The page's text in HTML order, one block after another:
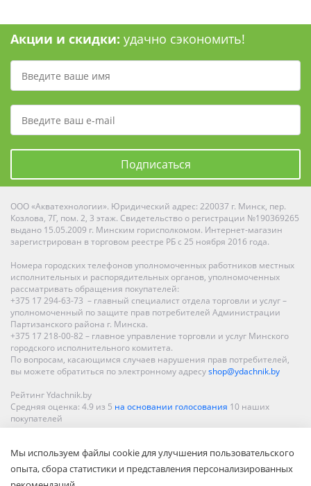
Акции и скидки: удачно сэкономить!
Подписаться
ООО «Акватехнологии». Юридический адрес: 220037 г. Минск, пер.
Козлова, 7Г, пом. 2, 3 этаж. Свидетельство о регистрации №190369265
выдано 15.05.2009 г. Минским горисполкомом. Интернет-магазин
зарегистрирован в торговом реестре РБ с 25 ноября 2016 года.
Номера городских телефонов уполномоченных работников местных
исполнительных и распорядительных органов, уполномоченных
рассматривать обращения покупателей:
+375 17 294-63-73 – главный специалист отдела торговли и услуг –
уполномоченный по защите прав потребителей Администрации
Партизанского района г. Минска.
+375 17 218-00-82 – главное управление торговли и услуг Минского
городского исполнительного комитета.
По вопросам, касающимся случаев нарушения прав потребителей,
вы можете обратиться по электронному адресуshop@ydachnik.by
Рейтинг Ydachnik.by
Средняя оценка: 4.9 из 5 на основании голосования 10 наших
покупателей
Гродно, Могилеве, Бобруйске, Барановичах, Молодечно,
Новополоцке, Пинске, Солигорске. При заказе в интернет-магазине
доставка осуществляется по всей Беларуси.
Мы используем файлы cookie для улучшения пользовательского
опыта, сбора статистики и представления персонализированных